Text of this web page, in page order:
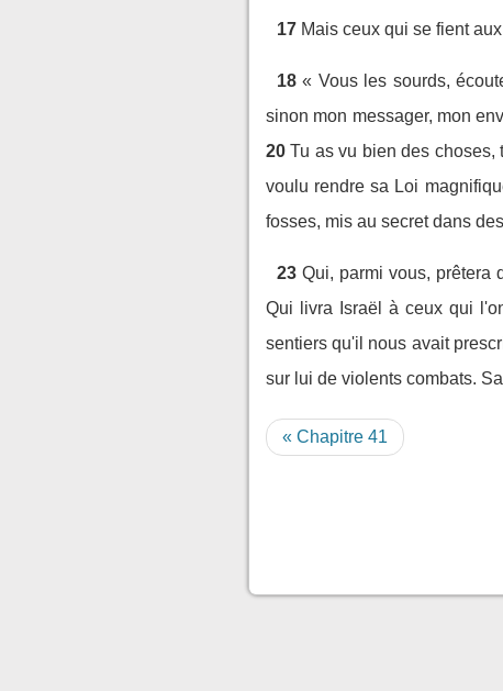
17 Mais ceux qui se fient
18 « Vous les sourds,
sinon mon messager, mon
20 Tu as vu bien des choses,
voulu rendre sa Loi
fosses, mis au secret dans
23 Qui, parmi vous, prêtera
Qui livra Israël à ceux qui
sentiers qu'il nous avait
sur lui de violents combats.
« Chapitre 41